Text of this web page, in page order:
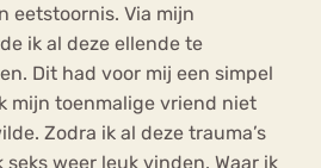
eetstoornis. Via mijn
ik al deze ellende te
Dit had voor mij een simpel
mijn toenmalige vriend niet
Zodra ik al deze trauma’s
weer leuk vinden. Waar ik